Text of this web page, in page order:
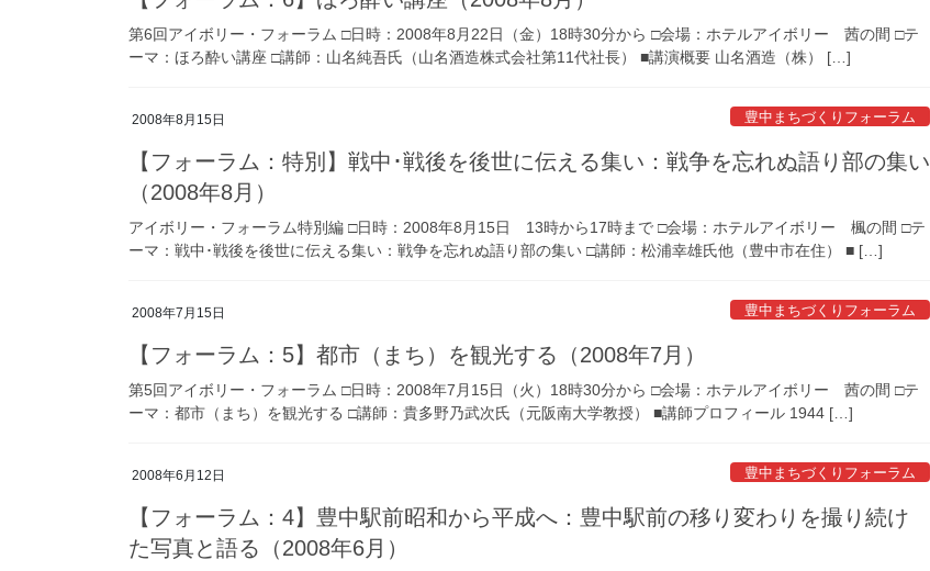
第6回アイボリー・フォーラム □日時：2008年8月22日（金）18時30分から □会場：ホテルアイボリー 茜の間 □テ
ーマ：ほろ酔い講座 □講師：山名純吾氏（山名酒造株式会社第11代社長） ■講演概要 山名酒造（株） […]
2008年8月15日 豊中まちづくりフォーラム
【フォーラム：特別】戦中･戦後を後世に伝える集い：戦争を忘れぬ語り部の集い
（2008年8月）
アイボリー・フォーラム特別編 □日時：2008年8月15日 13時から17時まで □会場：ホテルアイボリー 楓の間 □テ
ーマ：戦中･戦後を後世に伝える集い：戦争を忘れぬ語り部の集い □講師：松浦幸雄氏他（豊中市在住） ■ […]
2008年7月15日 豊中まちづくりフォーラム
【フォーラム：5】都市（まち）を観光する（2008年7月）
第5回アイボリー・フォーラム □日時：2008年7月15日（火）18時30分から □会場：ホテルアイボリー 茜の間 □テ
ーマ：都市（まち）を観光する □講師：貴多野乃武次氏（元阪南大学教授） ■講師プロフィール 1944 […]
2008年6月12日 豊中まちづくりフォーラム
【フォーラム：4】豊中駅前昭和から平成へ：豊中駅前の移り変わりを撮り続け
た写真と語る（2008年6月）